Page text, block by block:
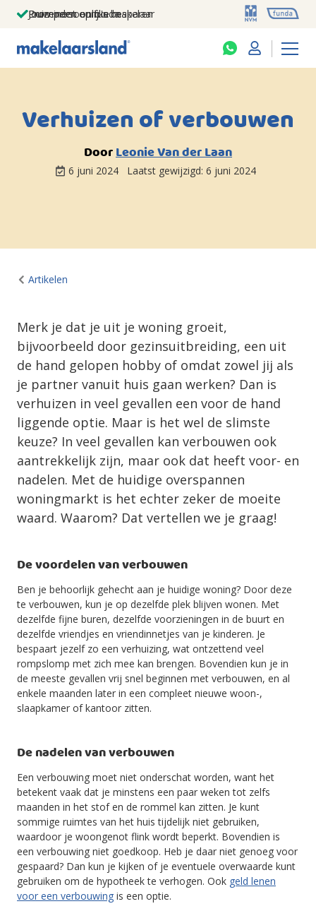
Jouw persoonlijke makelaar
Duizenden euro's besparen
Prominent op funda
Verhuizen of verbouwen
DoorLeonie Van der Laan
6 juni 2024 Laatst gewijzigd: 6 juni 2024
Artikelen
Merk je dat je uit je woning groeit,
bijvoorbeeld door gezinsuitbreiding, een uit
de hand gelopen hobby of omdat zowel jij als
je partner vanuit huis gaan werken? Dan is
verhuizen in veel gevallen een voor de hand
liggende optie. Maar is het wel de slimste
keuze? In veel gevallen kan verbouwen ook
aantrekkelijk zijn, maar ook dat heeft voor- en
nadelen. Met de huidige overspannen
woningmarkt is het echter zeker de moeite
waard. Waarom? Dat vertellen we je graag!
De voordelen van verbouwen
Ben je behoorlijk gehecht aan je huidige woning? Door deze
te verbouwen, kun je op dezelfde plek blijven wonen. Met
dezelfde fijne buren, dezelfde voorzieningen in de buurt en
dezelfde vriendjes en vriendinnetjes van je kinderen. Je
bespaart jezelf zo een verhuizing, wat ontzettend veel
rompslomp met zich mee kan brengen. Bovendien kun je in
de meeste gevallen vrij snel beginnen met verbouwen, en al
enkele maanden later in een compleet nieuwe woon-,
slaapkamer of kantoor zitten.
De nadelen van verbouwen
Een verbouwing moet niet onderschat worden, want het
betekent vaak dat je minstens een paar weken tot zelfs
maanden in het stof en de rommel kan zitten. Je kunt
sommige ruimtes van het huis tijdelijk niet gebruiken,
waardoor je woongenot flink wordt beperkt. Bovendien is
een verbouwing niet goedkoop. Heb je daar niet genoeg voor
gespaard? Dan kun je kijken of je eventuele overwaarde kunt
gebruiken om de hypotheek te verhogen. Ook geld lenen
voor een verbouwing is een optie.